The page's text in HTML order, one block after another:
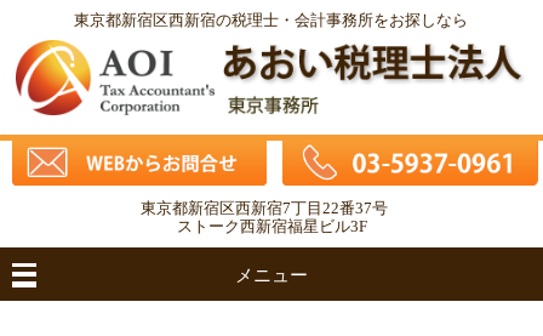
東京都新宿区西新宿の税理士・会計事務所をお探しなら
東京都新宿区西新宿7丁目22番37号
ストーク西新宿福星ビル3F
メニュー